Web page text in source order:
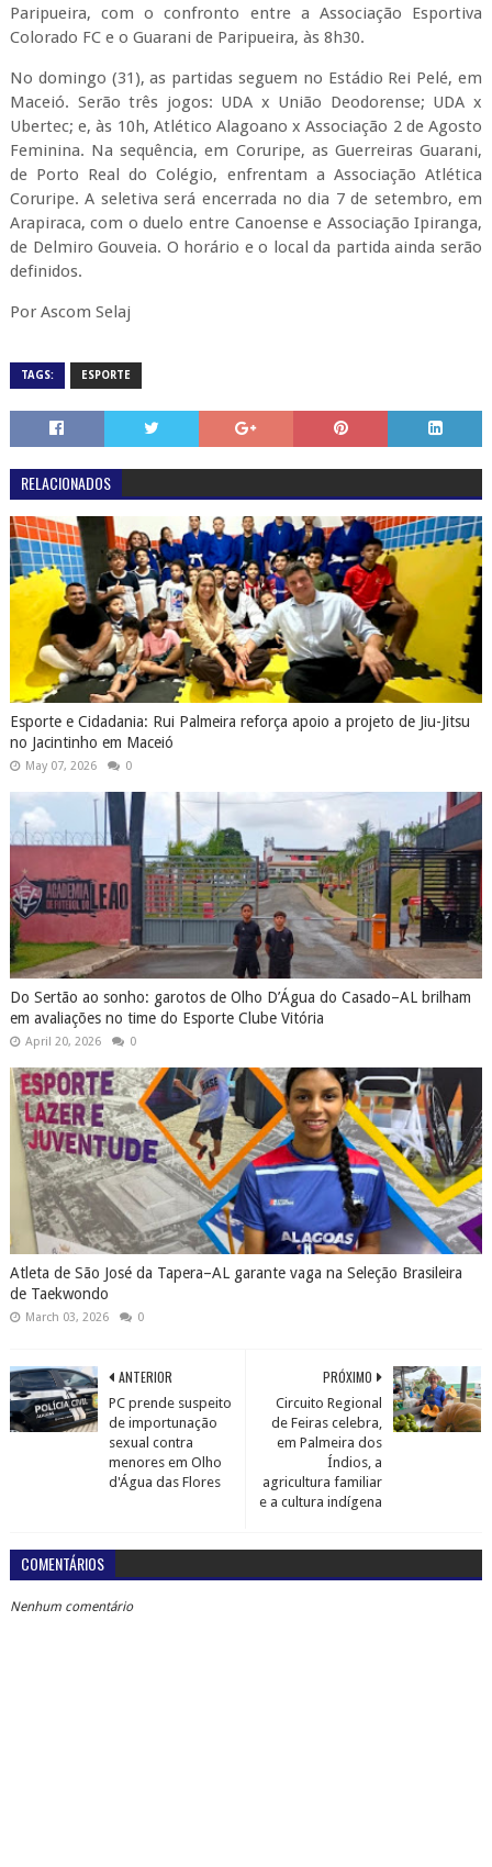
Paripueira, com o confronto entre a Associação Esportiva
Colorado FC e o Guarani de Paripueira, às 8h30.
No domingo (31), as partidas seguem no Estádio Rei Pelé, em
Maceió. Serão três jogos: UDA x União Deodorense; UDA x
Ubertec; e, às 10h, Atlético Alagoano x Associação 2 de Agosto
Feminina. Na sequência, em Coruripe, as Guerreiras Guarani,
de Porto Real do Colégio, enfrentam a Associação Atlética
Coruripe. A seletiva será encerrada no dia 7 de setembro, em
Arapiraca, com o duelo entre Canoense e Associação Ipiranga,
de Delmiro Gouveia. O horário e o local da partida ainda serão
definidos.
Por Ascom Selaj
TAGS: ESPORTE
RELACIONADOS
Esporte e Cidadania: Rui Palmeira reforça apoio a projeto de Jiu-Jitsu
no Jacintinho em Maceió
May 07, 2026 0
Do Sertão ao sonho: garotos de Olho D’Água do Casado–AL brilham
em avaliações no time do Esporte Clube Vitória
April 20, 2026 0
Atleta de São José da Tapera–AL garante vaga na Seleção Brasileira
de Taekwondo
March 03, 2026 0
PRÓXIMO
Circuito Regional
de Feiras celebra,
em Palmeira dos
Índios, a
agricultura familiar
e a cultura indígena
ANTERIOR
PC prende suspeito
de importunação
sexual contra
menores em Olho
d'Água das Flores
COMENTÁRIOS
Nenhum comentário